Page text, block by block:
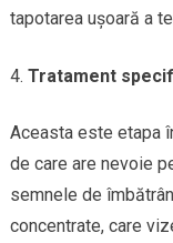
tapotarea ușoară a
Tratament
Aceasta este etapa
de care are nevoie
semnele de
concentrate, care